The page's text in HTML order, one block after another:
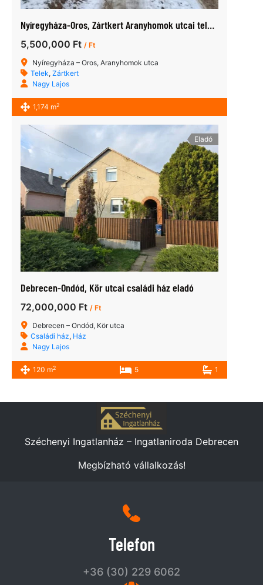
Nyíregyháza-Oros, Zártkert Aranyhomok utcai telek eladó
5,500,000 Ft / Ft
Nyíregyháza – Oros, Aranyhomok utca
Telek, Zártkert
Nagy Lajos
1,174 m2
Eladó
Debrecen-Ondód, Kör utcai családi ház eladó
72,000,000 Ft / Ft
Debrecen – Ondód, Kör utca
Családi ház, Ház
Nagy Lajos
120 m2 5 1
Széchenyi Ingatlanház – Ingatlaniroda Debrecen
Megbízható vállalkozás!
Telefon
+36 (30) 229 6062